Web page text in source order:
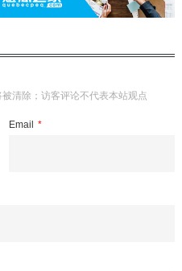
清除；访客评论不代表本站观点
Email *